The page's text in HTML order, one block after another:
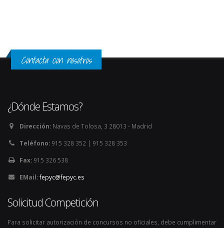
Contacta con nosotros
¿Dónde Estamos?
Dirección: Navas de Tolosa, 3 28013 - Madrid
Teléfono: 915 328 352 | 915 328 353
Fax: 915 326 538
EMail:fepyc@fepyc.es
Solicitud Competición
Para solicitar autorización de concursos no oficiales, debe cumplimentar